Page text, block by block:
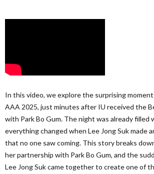
In this video, we explore the surprising
AAA 2025, just minutes after IU received the
with Park Bo Gum. The night was already
everything changed when Lee Jong Suk made
that no one saw coming. This story breaks
her partnership with Park Bo Gum, and the
Lee Jong Suk came together to create one of